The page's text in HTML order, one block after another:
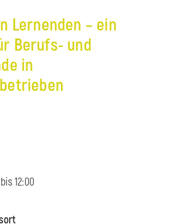
Lernenden – ein
Berufs- und
in
12:00